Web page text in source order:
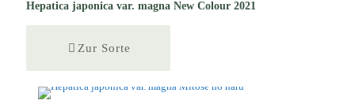
Hepatica japonica var. magna New Colour 2021
Zur Sorte